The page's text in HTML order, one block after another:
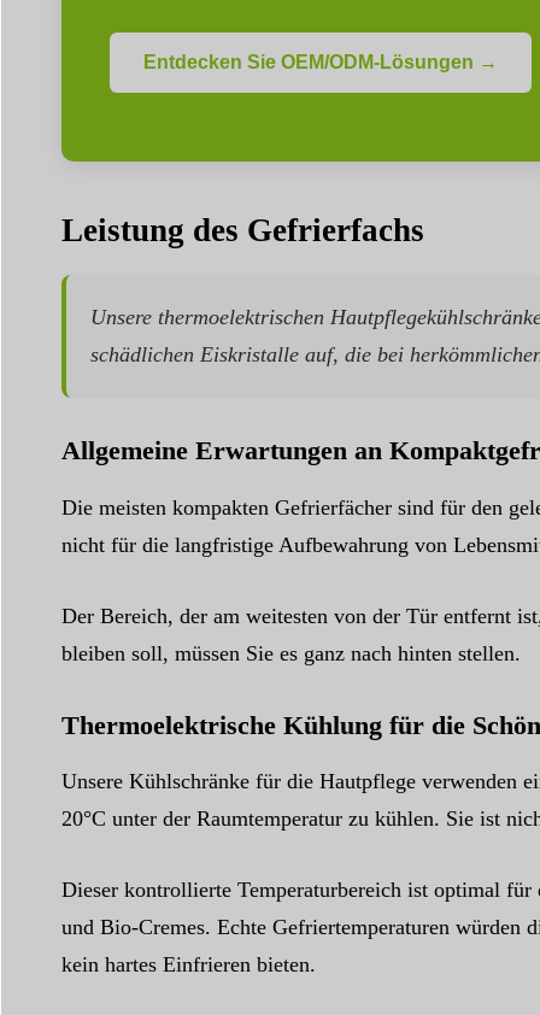
Entdecken Sie OEM/ODM-Lösungen →
Leistung des Gefrierfachs
Unsere thermoelektrischen
schädlichen Eiskristalle auf, die bei
Allgemeine Erwartungen an
Die meisten kompakten Gefrierfächer sind für den
nicht für die langfristige Aufbewahrung von
Der Bereich, der am weitesten von der Tür entfernt
bleiben soll, müssen Sie es ganz nach hinten stellen.
Thermoelektrische Kühlung für die
Unsere Kühlschränke für die Hautpflege verwenden
20°C unter der Raumtemperatur zu kühlen. Sie ist
Dieser kontrollierte Temperaturbereich ist optimal
und Bio-Cremes. Echte Gefriertemperaturen würden
kein hartes Einfrieren bieten.